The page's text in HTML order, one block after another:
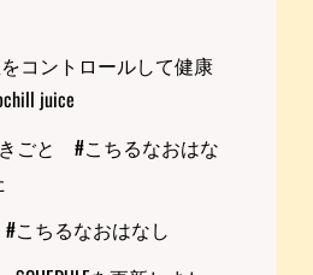
をコントロールして健康
juice
ごと #こちるなおはな
ちるなおはなし